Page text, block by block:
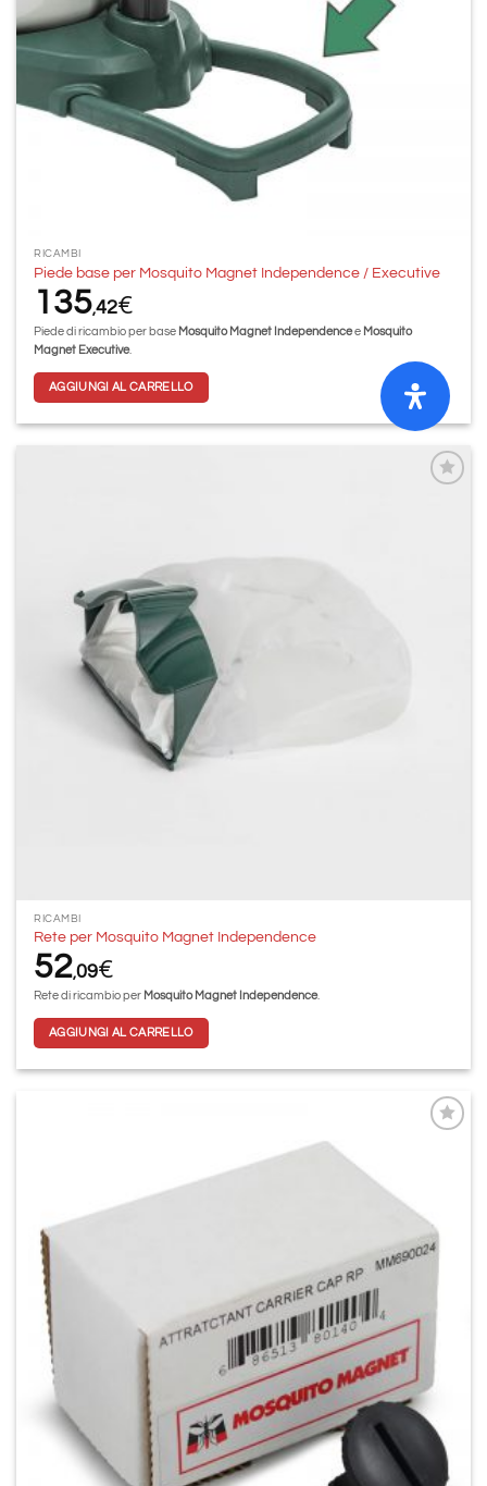
RICAMBI
Piede base per Mosquito Magnet Independence / Executive
135,42€
Piede di ricambio per base Mosquito Magnet Independencee Mosquito
Magnet Executive.
AGGIUNGI AL CARRELLO
RICAMBI
Rete per Mosquito Magnet Independence
52,09€
Rete di ricambio per Mosquito Magnet Independence.
AGGIUNGI AL CARRELLO